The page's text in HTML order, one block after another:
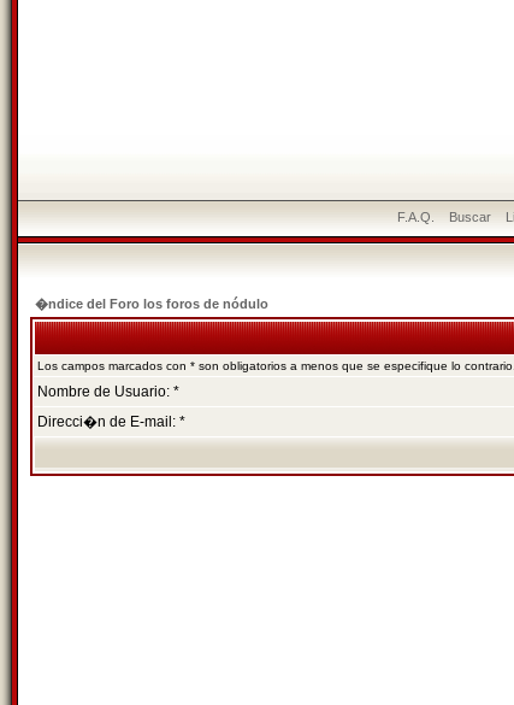
F.A.Q. Buscar
�ndice del Foro los foros de nódulo
Los campos marcados con * son obligatorios a menos que se especifique lo contrario.
Nombre de Usuario: *
Direcci�n de E-mail: *